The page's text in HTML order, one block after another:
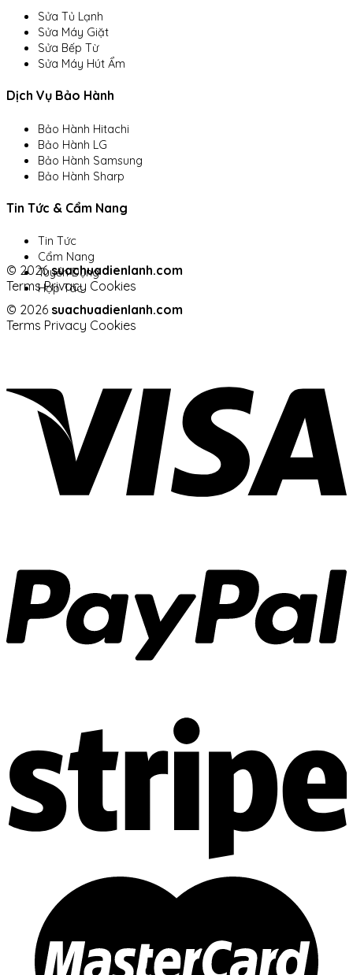
Sửa Tủ Lạnh
Sửa Máy Giặt
Sửa Bếp Từ
Sửa Máy Hút Ẩm
Dịch Vụ Bảo Hành
Bảo Hành Hitachi
Bảo Hành LG
Bảo Hành Samsung
Bảo Hành Sharp
Tin Tức & Cẩm Nang
Tin Tức
Cẩm Nang
Tuyển Dụng
Hợp Tác
© 2026suachuadienlanh.com
Terms Privacy Cookies
© 2026 suachuadienlanh.com
Terms Privacy Cookies